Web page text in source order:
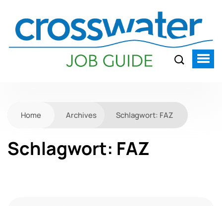
Home Archives Schlagwort: FAZ
Schlagwort: FAZ